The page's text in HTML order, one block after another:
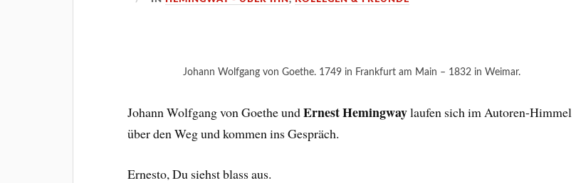
Johann Wolfgang von Goethe. 1749 in Frankfurt am Main – 1832 in Weimar.
Johann Wolfgang von Goethe undErnest Hemingwaylaufen sich im Autoren-Himmel
über den Weg und kommen ins Gespräch.
Ernesto, Du siehst blass aus.